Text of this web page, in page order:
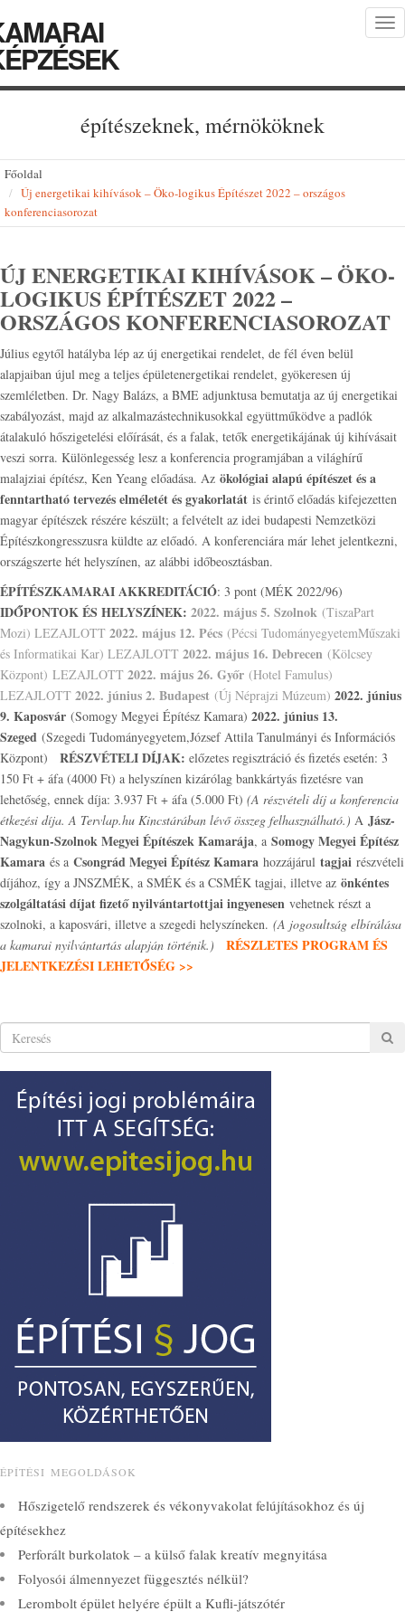
építészeknek, mérnököknek
Főoldal
Új energetikai kihívások – Öko-logikus Építészet 2022 – országos
konferenciasorozat
ÚJ ENERGETIKAI KIHÍVÁSOK – ÖKO-
LOGIKUS ÉPÍTÉSZET 2022 –
ORSZÁGOS KONFERENCIASOROZAT
Július egytől hatályba lép az új energetikai rendelet, de fél éven belül
alapjaiban újul meg a teljes épületenergetikai rendelet, gyökeresen új
szemléletben. Dr. Nagy Balázs, a BME adjunktusa bemutatja az új energetikai
szabályozást, majd az alkalmazástechnikusokkal együttműködve a padlók
átalakuló hőszigetelési előírását, és a falak, tetők energetikájának új kihívásait
veszi sorra. Különlegesség lesz a konferencia programjában a világhírű
malajziai építész, Ken Yeang előadása. Az ökológiai alapú építészet és a
fenntartható tervezés elméletét és gyakorlatát is érintő előadás kifejezetten
magyar építészek részére készült; a felvételt az idei budapesti Nemzetközi
Építészkongresszusra küldte az előadó. A konferenciára már lehet jelentkezni,
országszerte hét helyszínen, az alábbi időbeosztásban.
ÉPÍTÉSZKAMARAI AKKREDITÁCIÓ: 3 pont (MÉK 2022/96)
IDŐPONTOK ÉS HELYSZÍNEK: 2022. május 5. Szolnok (TiszaPart
Mozi) LEZAJLOTT 2022. május 12. Pécs (Pécsi TudományegyetemMűszaki
és Informatikai Kar) LEZAJLOTT 2022. május 16. Debrecen (Kölcsey
Központ) LEZAJLOTT 2022. május 26. Győr (Hotel Famulus)
LEZAJLOTT 2022. június 2. Budapest (Új Néprajzi Múzeum) 2022. június
9. Kaposvár (Somogy Megyei Építész Kamara) 2022. június 13.
Szeged (Szegedi Tudományegyetem,József Attila Tanulmányi és Információs
Központ) RÉSZVÉTELI DÍJAK: előzetes regisztráció és fizetés esetén: 3
150 Ft + áfa (4000 Ft) a helyszínen kizárólag bankkártyás fizetésre van
lehetőség, ennek díja: 3.937 Ft + áfa (5.000 Ft) (A részvételi díj a konferencia
étkezési díja. A Tervlap.hu Kincstárában lévő összeg felhasználható.) A Jász-
Nagykun-Szolnok Megyei Építészek Kamarája, a Somogy Megyei Építész
Kamara és a Csongrád Megyei Építész Kamara hozzájárul tagjai részvételi
díjához, így a JNSZMÉK, a SMÉK és a CSMÉK tagjai, illetve az önkéntes
szolgáltatási díjat fizető nyilvántartottjai ingyenesen vehetnek részt a
szolnoki, a kaposvári, illetve a szegedi helyszíneken. (A jogosultság elbírálása
a kamarai nyilvántartás alapján történik.)
RÉSZLETES PROGRAM ÉS
JELENTKEZÉSI LEHETŐSÉG >>
ÉPÍTÉSI MEGOLDÁSOK
Hőszigetelő rendszerek és vékonyvakolat felújításokhoz és új
építésekhez
Perforált burkolatok – a külső falak kreatív megnyitása
Folyosói álmennyezet függesztés nélkül?
Lerombolt épület helyére épült a Kufli-játszótér